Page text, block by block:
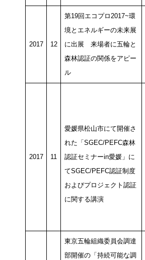
2017 12
第19回エコプロ2017~環
境とエネルギーの未来展
に出展 来場者に五輪と
森林認証の関係をアピー
ル
2017 11
愛媛県松山市にて開催さ
れた「SGEC/PEFC森林
認証セミナーin愛媛」に
てSGEC/PEFC認証制度
およびプロジェクト認証
に関する講演
東京五輪組織委員会調達
部開催の「持続可能な調